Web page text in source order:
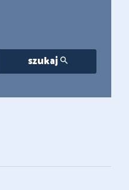
szukaj